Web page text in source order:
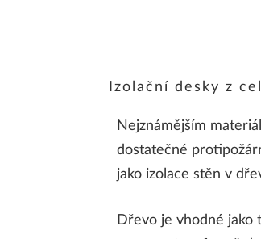
Izolační desky z
Nejznámějším
dostatečné
jako izolace stěn v
Dřevo je vhodné jako